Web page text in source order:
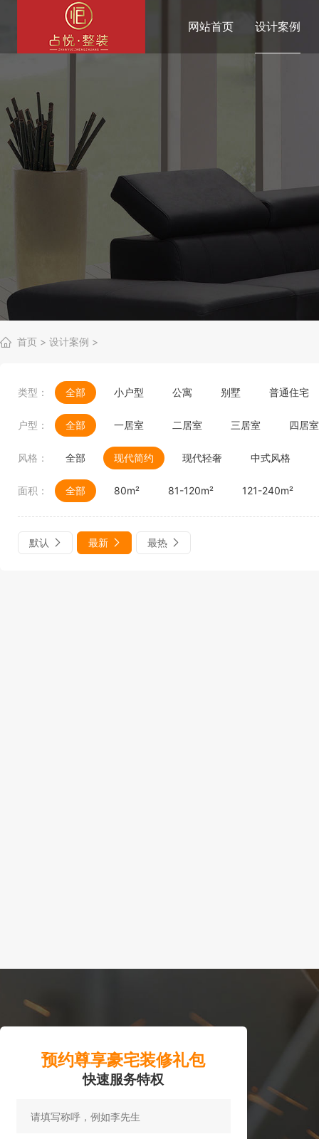
网站首页 设计案例
首页 > 设计案例 >
类型： 全部 小户型 公寓 别墅 普通住宅
户型： 全部 一居室 二居室 三居室 四居室
风格： 全部 现代简约 现代轻奢 中式风格
面积： 全部 80m² 81-120m² 121-240m²
默认 最新 最热
预约尊享豪宅装修礼包
快速服务特权